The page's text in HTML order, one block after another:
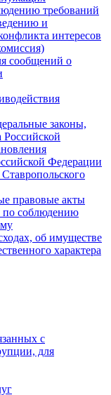
требований
и
интересов
сообщений о
законы,
Российской
Федерации
правовые акты
по соблюдению
об имуществе
характера
с
для